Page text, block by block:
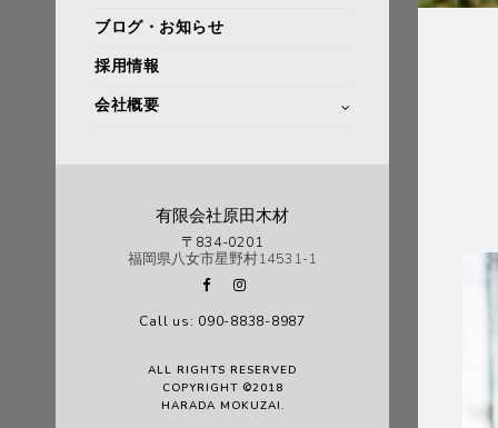
ブログ・お知らせ
採用情報
会社概要
有限会社原田木材
〒834-0201
福岡県八女市星野村14531-1
Call us: 090-8838-8987
ALL RIGHTS RESERVED
COPYRIGHT ©2018
HARADA MOKUZAI.